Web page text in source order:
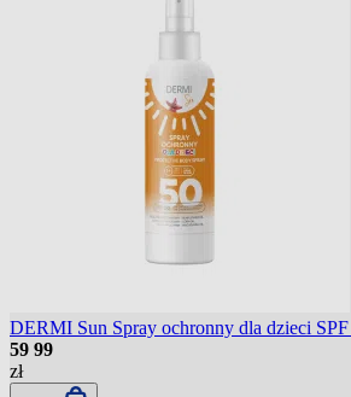
DERMI Sun Spray ochronny dla dzieci
59 99
zł